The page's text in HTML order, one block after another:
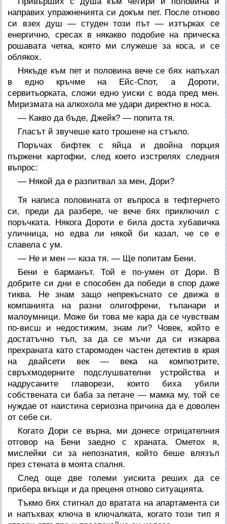
направих упражненията си докъм пет. После отново
си взех душ — студен този път — изтърках се
енергично, сресах в някакво подобие на прическа
рошавата четка, която ми служеше за коса, и се
облякох.
Някъде към пет и половина вече се бях напъхал
в едно кръчме на Ейс-Спот, а Дороти,
сервитьорката, сложи едно уиски с вода пред мен.
Миризмата на алкохола ме удари директно в носа.
— Какво да бъде, Джейк? — попита тя.
Гласът й звучеше като трошене на стъкло.
Поръчах бифтек с яйца и двойна порция
пържени картофки, след което изстрелях следния
въпрос:
— Някой да е разпитвал за мен, Дори?
Тя написа половината от въпроса в тефтерчето
си, преди да разбере, че вече бях приключил с
поръчката. Някога Дороти е била доста хубавичка
уличница, но едва ли някой би казал, че се е
славела с ум.
— Не и мен — каза тя. — Ще попитам Бени.
Бени е барманът. Той е по-умен от Дори. В
добрите си дни е способен да победи в спор даже
тиква. Не знам защо непрекъснато се движа в
компанията на разни олигофрени, тъпанари и
малоумници. Може би това ме кара да се чувствам
по-висш и недостижим, знам ли? Човек, който е
достатъчно тъп, за да се мъчи да си изкарва
прехраната като старомоден частен детектив в края
на двайсети век — века на компютрите,
свръхмодерните подслушвателни устройства и
надрусаните главорези, които биха убили
собствената си баба за петаче — мамка му, той се
нуждае от наистина сериозна причина да е доволен
от себе си.
Когато Дори се върна, ми донесе отрицателния
отговор на Бени заедно с храната. Ометох я,
мислейки си за непознатия, който беше влязъл
през стената в моята спалня.
След още две големи уискита реших да се
прибера вкъщи и да преценя отново ситуацията.
Тъкмо бях стигнал до вратата на апартамента си
и напъхвах ключа в ключалката, когато този тип я